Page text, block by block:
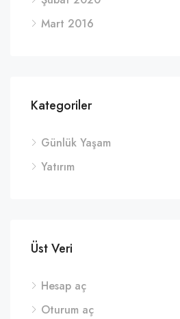
Mart 2016
Kategoriler
Günlük Yaşam
Yatırım
Üst Veri
Hesap aç
Oturum aç